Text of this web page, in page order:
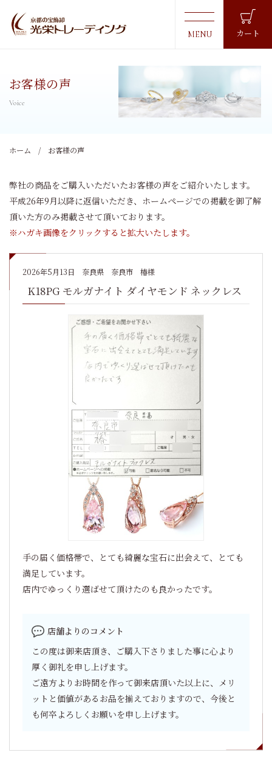
カート
お客様の声
ホーム お客様の声
弊社の商品をご購入いただいたお客様の声をご紹介いたします。
平成26年9月以降に返信いただき、ホームページでの掲載を御了解
頂いた方のみ掲載させて頂いております。
※ハガキ画像をクリックすると拡大いたします。
2026年5月13日 奈良県 奈良市 椿様
K18PG モルガナイト ダイヤモンド ネックレス
手の届く価格帯で、とても綺麗な宝石に出会えて、とても
満足しています。
店内でゆっくり選ばせて頂けたのも良かったです。
店舗よりのコメント
この度は御来店頂き、ご購入下さりました事に心より
厚く御礼を申し上げます。
ご遠方よりお時間を作って御来店頂いた以上に、メリ
ットと価値があるお品を揃えておりますので、今後と
も何卒よろしくお願いを申し上げます。